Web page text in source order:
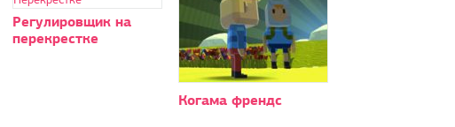
Регулировщик на
перекрестке
Когама френдс